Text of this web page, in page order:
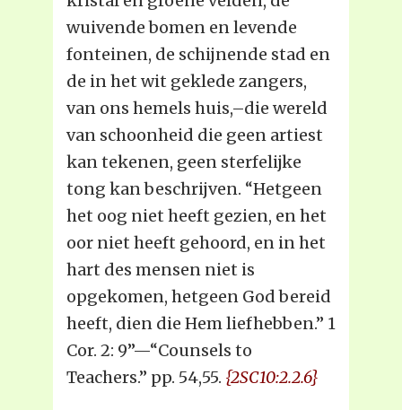
wuivende bomen en levende
fonteinen, de schijnende stad en
de in het wit geklede zangers,
van ons hemels huis,–die wereld
van schoonheid die geen artiest
kan tekenen, geen sterfelijke
tong kan beschrijven. “Hetgeen
het oog niet heeft gezien, en het
oor niet heeft gehoord, en in het
hart des mensen niet is
opgekomen, hetgeen God bereid
heeft, dien die Hem liefhebben.” 1
Cor. 2: 9”—“Counsels to
Teachers.” pp. 54,55. {2SC10:2.2.6}